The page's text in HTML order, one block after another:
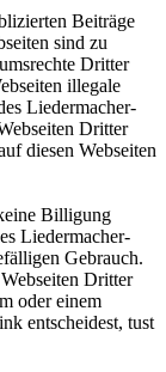
Beiträge
sind zu
Dritter
illegale
Liedermacher-
Dritter
diesen Webseiten
Billigung
Liedermacher-
Gebrauch.
Dritter
oder einem
entscheidest, tust